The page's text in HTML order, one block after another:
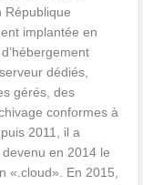
République
implantée en
dédiés,
gérés, des
conformes à
2011, il a
en 2014 le
«.cloud». En 2015,